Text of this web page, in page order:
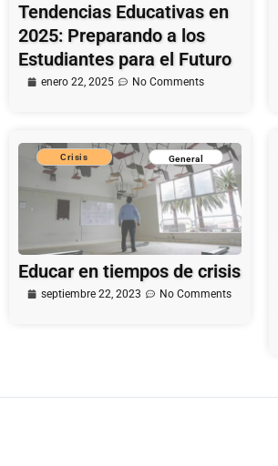
Tendencias Educativas en
2025: Preparando a los
Estudiantes para el Futuro
enero 22, 2025 No Comments
Crisis General
Educar en tiempos de crisis
septiembre 22, 2023 No Comments